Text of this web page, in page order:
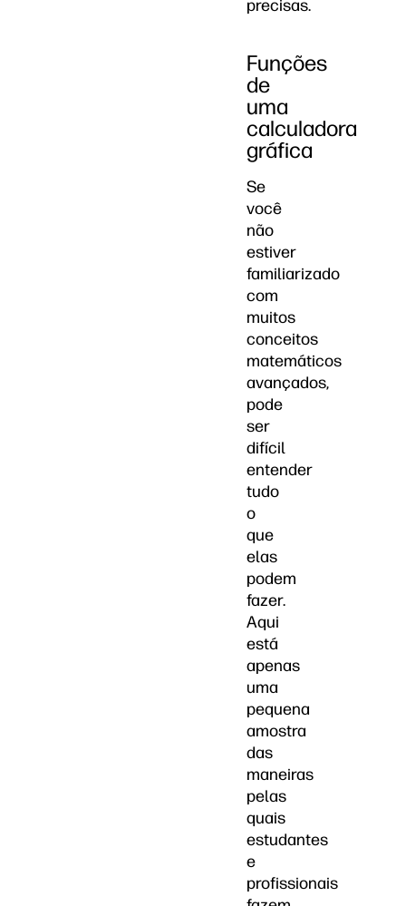
precisas.
Funções
de
uma
calculadora
gráfica
Se
você
não
estiver
familiarizado
com
muitos
conceitos
matemáticos
avançados,
pode
ser
difícil
entender
tudo
o
que
elas
podem
fazer.
Aqui
está
apenas
uma
pequena
amostra
das
maneiras
pelas
quais
estudantes
e
profissionais